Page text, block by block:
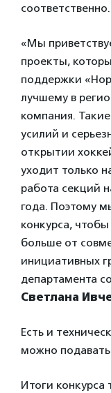
соответственно.
«Мы
проекты,
поддержки
лучшему в
компания.
усилий и
открытии
уходит только
работа секций
года. Поэтому
конкурса,
больше от
инициативных
департамента
Светлана
Есть и
можно подавать
Итоги